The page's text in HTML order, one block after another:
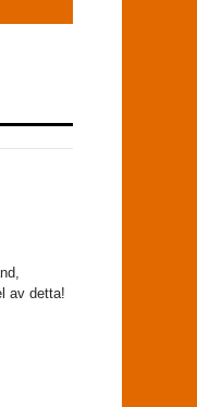
av detta!